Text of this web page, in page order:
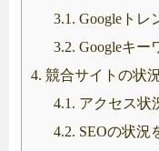
3.1. Googleトレ
3.2. Googleキー
4. 競合サイトの状
4.1. アクセス状
4.2. SEOの状況